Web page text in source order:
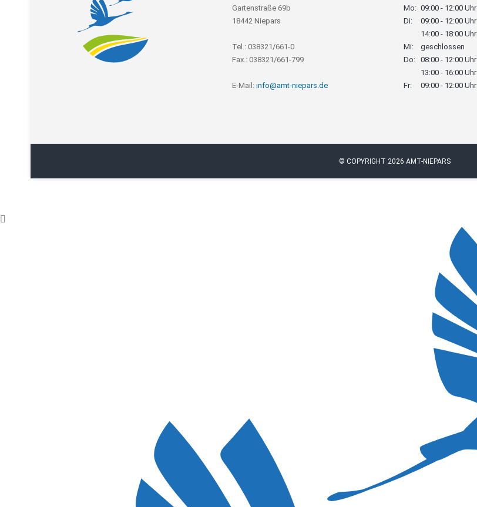
Gartenstraße 69b
18442 Niepars
Tel.: 038321/661-0
Fax.: 038321/661-799
E-Mail: info@amt-niepars.de
Mo: 09:00 - 12:00 Uhr
Di:
09:00 - 12:00 Uhr
14:00 - 18:00 Uhr
Mi:
geschlossen
Do: 08:00 - 12:00 Uhr
13:00 - 16:00 Uhr
Fr:
09:00 - 12:00 Uhr
© COPYRIGHT 2026 AMT-NIEPARS